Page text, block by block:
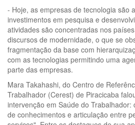
- Hoje, as empresas de tecnologia são
investimentos em pesquisa e
atividades são concentradas nos
discursos de modernidade, o que se
fragmentação da base com
com as tecnologias permitindo uma
parte das empresas.
Mara Takahashi, do Centro de
Trabalhador (Cerest) de Piracicaba
intervenção em Saúde do Trabalhador:
de conhecimentos e articulação entre